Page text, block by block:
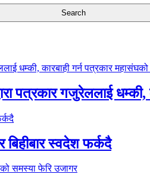
पत्रकार गजुरेललाई
स्वदेश फर्कदै